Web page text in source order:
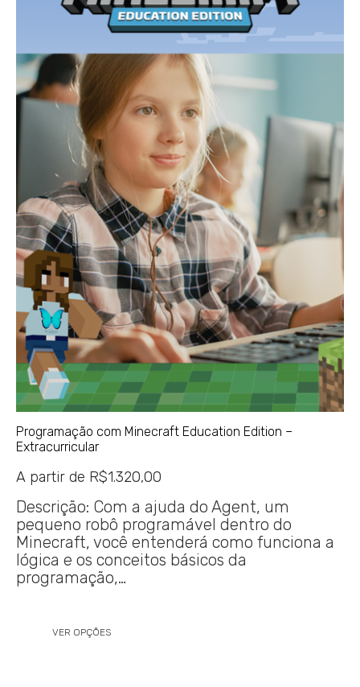
Programação com Minecraft Education Edition –
Extracurricular
A partir de R$1.320,00
Descrição: Com a ajuda do Agent, um
pequeno robô programável dentro do
Minecraft, você entenderá como funciona a
lógica e os conceitos básicos da
programação,…
VER OPÇÕES